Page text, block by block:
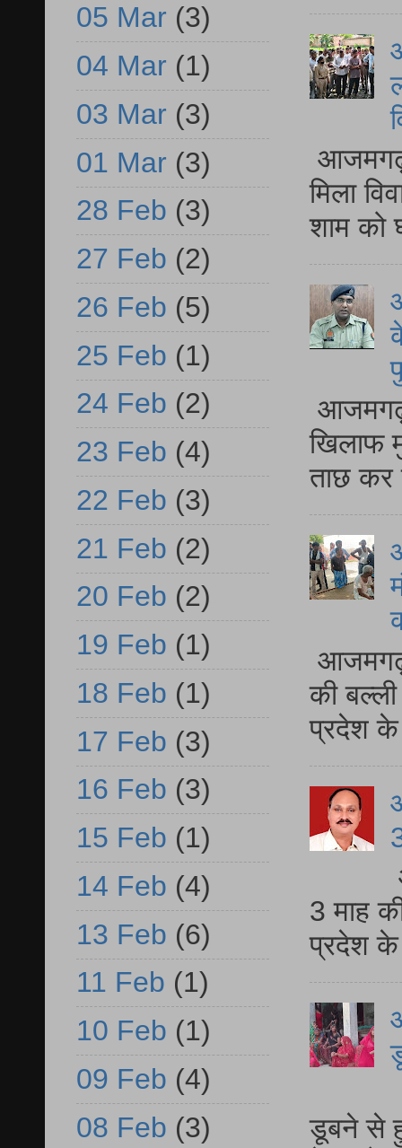
आजमगढ़
मिला
शाम को
आजमगढ़
खिलाफ
ताछ कर
आजमगढ़
की
प्रदेश
3 माह
प्रदेश
डूबने से
05 Mar (3)
04 Mar (1)
03 Mar (3)
01 Mar (3)
28 Feb (3)
27 Feb (2)
26 Feb (5)
25 Feb (1)
24 Feb (2)
23 Feb (4)
22 Feb (3)
21 Feb (2)
20 Feb (2)
19 Feb (1)
18 Feb (1)
17 Feb (3)
16 Feb (3)
15 Feb (1)
14 Feb (4)
13 Feb (6)
11 Feb (1)
10 Feb (1)
09 Feb (4)
08 Feb (3)